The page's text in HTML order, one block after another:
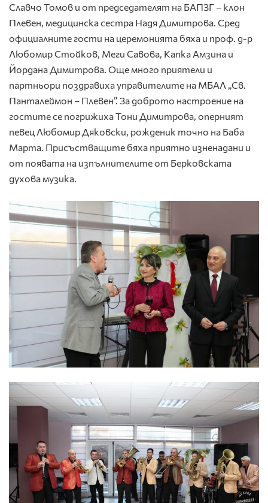
Славчо Томов и от председателят на БАПЗГ – клон
Плевен, медицинска сестра Надя Димитрова. Сред
официалните гости на церемонията бяха и проф. д-р
Любомир Стойков, Меги Савова, Капка Амзина и
Йордана Димитрова. Още много приятели и
партньори поздравиха управителите на МБАЛ „Св.
Панталеймон – Плевен”. За доброто настроение на
гостите се погрижиха Тони Димитрова, оперният
певец Любомир Дяковски, рожденик точно на Баба
Марта. Присъстващите бяха приятно изненадани и
от появата на изпълнителите от Берковската
духова музика.